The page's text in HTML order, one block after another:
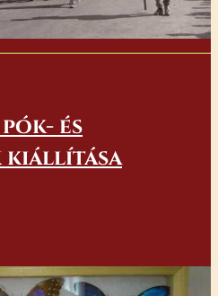
és
kiállítása